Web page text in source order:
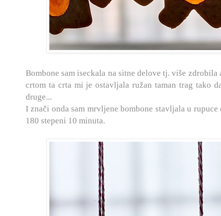
Bombone sam iseckala na sitne delove tj. više zdrobila
crtom ta crta mi je ostavljala ružan taman trag tako
druge...
I znači onda sam mrvljene bombone stavljala u
180 stepeni 10 minuta.